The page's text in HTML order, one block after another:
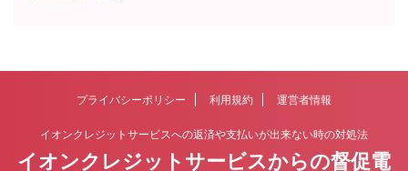
プライバシーポリシー 利用規約 運営者情報
イオンクレジットサービスへの返済や支払いが出来ない時の対処法
イオンクレジットサービスからの督促電